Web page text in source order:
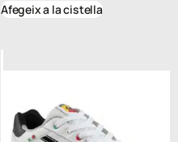
Afegeix a la cistella